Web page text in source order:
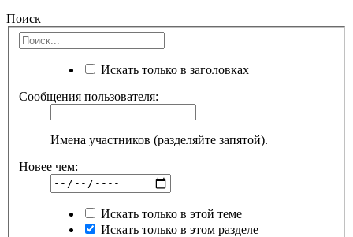
Поиск
Искать только в заголовках
Сообщения пользователя:
Имена участников (разделяйте запятой).
Новее чем:
Искать только в этой теме
Искать только в этом разделе